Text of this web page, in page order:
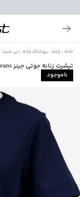
خانه زنانه پوشاک زنانه تی شرت
تیشرت زنانه جوتی جینز Jooti Jeans کد 51773903
ناموجود